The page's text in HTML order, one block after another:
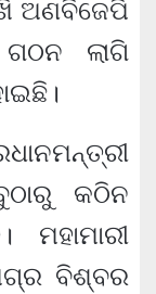
ଅଣବିଜେପି
ଲାଗି
କଠିନ
ବିଶ୍ବର